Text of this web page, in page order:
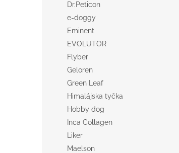
Dr.Peticon
e-doggy
Eminent
EVOLUTOR
Flyber
Geloren
Green Leaf
Himalájska tyčka
Hobby dog
Inca Collagen
Liker
Maelson